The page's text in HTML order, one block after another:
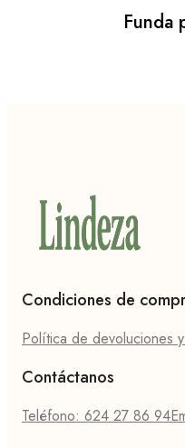
Funda
Condiciones de
Política de devoluciones
Contáctanos
Teléfono: 624 27 86 94